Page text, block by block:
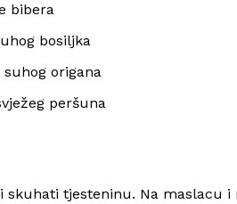
bibera
bosiljka
suhog origana
peršuna
skuhati tjesteninu. Na maslacu